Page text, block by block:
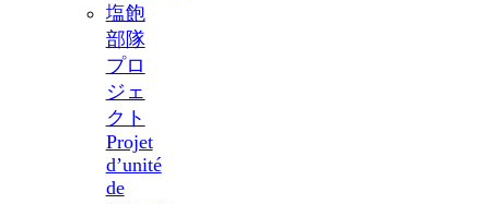
塩飽
部隊
プロ
ジェ
クト
Projet
d’unité
de